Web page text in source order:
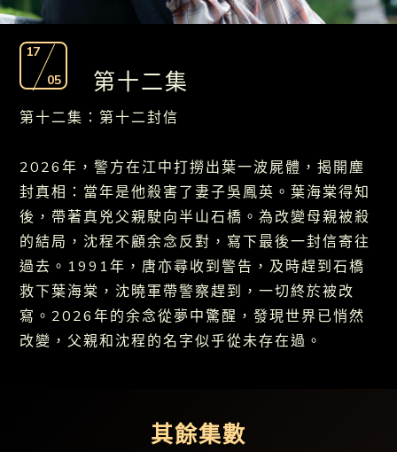
17
05
第十二集
第十二集：第十二封信
2026年，警方在江中打撈出葉一波屍體，揭開塵
封真相：當年是他殺害了妻子吳鳳英。葉海棠得知
後，帶著真兇父親駛向半山石橋。為改變母親被殺
的結局，沈程不顧余念反對，寫下最後一封信寄往
過去。1991年，唐亦尋收到警告，及時趕到石橋
救下葉海棠，沈曉軍帶警察趕到，一切終於被改
寫。2026年的余念從夢中驚醒，發現世界已悄然
改變，父親和沈程的名字似乎從未存在過。
其餘集數